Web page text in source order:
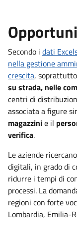
Secondo i dati
nella gestione
crescita,
su strada, nelle
centri di
associata a figure
magazzinie il
verifica.
Le aziende
digitali, in grado di
ridurre i tempi di
processi. La
regioni con forte
Lombardia, Emilia-